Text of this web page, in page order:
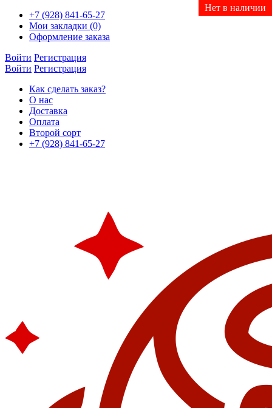
+7 (928) 841-65-27
Мои закладки (0)
Оформление заказа
Войти Регистрация
Войти Регистрация
Как сделать заказ?
О нас
Доставка
Оплата
Второй сорт
+7 (928) 841-65-27
Нет в наличии
Нет в наличии
Нет в наличии
Нет в наличии
Нет в наличии